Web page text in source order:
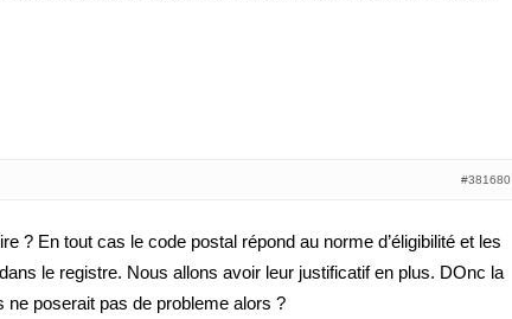
#381680
? En tout cas le code postal répond au norme d’éligibilité et les
le registre. Nous allons avoir leur justificatif en plus. DOnc la
ne poserait pas de probleme alors ?